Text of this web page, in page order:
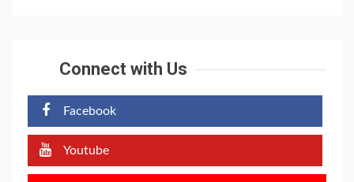
Connect with Us
Facebook
Youtube